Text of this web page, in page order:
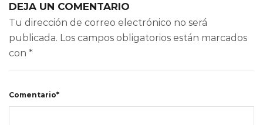
DEJA UN COMENTARIO
Tu dirección de correo electrónico no será
publicada. Los campos obligatorios están marcados
con *
Comentario*